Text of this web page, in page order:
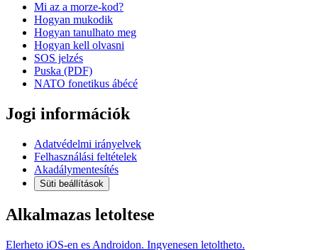
Mi az a morze-kod?
Hogyan mukodik
Hogyan tanulhato meg
Hogyan kell olvasni
SOS jelzés
Puska (PDF)
NATO fonetikus ábécé
Jogi információk
Adatvédelmi irányelvek
Felhasználási feltételek
Akadálymentesítés
Süti beállítások
Alkalmazas letoltese
Elerheto iOS-en es Androidon. Ingyenesen letoltheto.